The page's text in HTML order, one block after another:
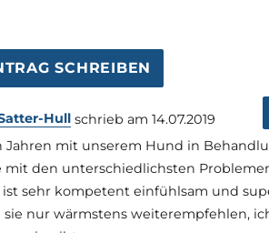
Hull schrieb am 14.07.2019
Jahren mit unserem Hund in
mit den unterschiedlichsten
ist sehr kompetent einfühlsam und
sie nur wärmstens weiterempfehlen,